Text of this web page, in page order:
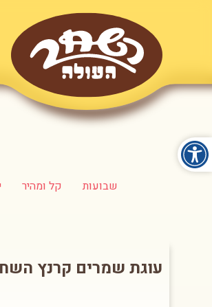
שבועות קל ומהיר
עוגת שמרים קרנץ